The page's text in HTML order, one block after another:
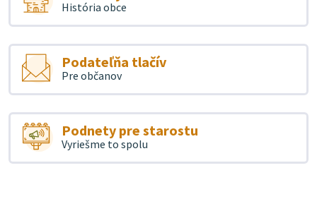
História obce
Podateľňa tlačív
Pre občanov
Podnety pre starostu
Vyriešme to spolu